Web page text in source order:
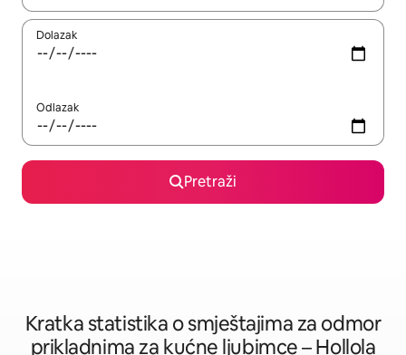
Dolazak
Odlazak
Pretraži
Kratka statistika o smještajima za odmor
prikladnima za kućne ljubimce – Hollola